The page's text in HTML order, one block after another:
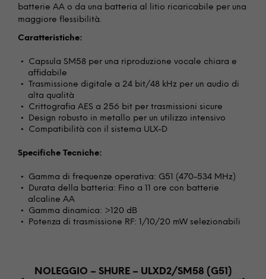
batterie AA o da una batteria al litio ricaricabile per una
maggiore flessibilità.
Caratteristiche:
Capsula SM58 per una riproduzione vocale chiara e
affidabile
Trasmissione digitale a 24 bit/48 kHz per un audio di
alta qualità
Crittografia AES a 256 bit per trasmissioni sicure
Design robusto in metallo per un utilizzo intensivo
Compatibilità con il sistema ULX-D
Specifiche Tecniche:
Gamma di frequenze operativa: G51 (470-534 MHz)
Durata della batteria: Fino a 11 ore con batterie
alcaline AA
Gamma dinamica: >120 dB
Potenza di trasmissione RF: 1/10/20 mW selezionabili
NOLEGGIO – SHURE – ULXD2/SM58 (G51)